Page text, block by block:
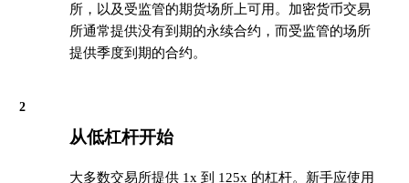
所，以及受监管的期货场所上可用。加密货币交易
所通常提供没有到期的永续合约，而受监管的场所
提供季度到期的合约。
2
从低杠杆开始
大多数交易所提供 1x 到 125x 的杠杆。新手应使用